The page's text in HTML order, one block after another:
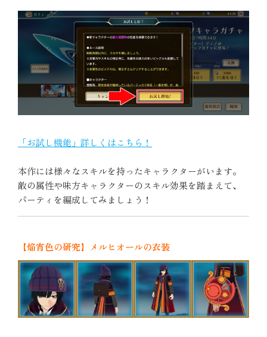
「お試し機能」詳しくはこちら！
本作には様々なスキルを持ったキャラクターがいます。
敵の属性や味方キャラクターのスキル効果を踏まえて、
パーティを編成してみましょう！
【焔宵色の研究】メルヒオールの衣装